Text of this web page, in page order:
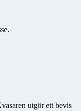
utgör ett bevis